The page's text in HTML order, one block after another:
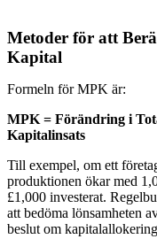
Metoder för att
Kapital
Formeln för MPK är:
MPK = Förändring i
Kapitalinsats
Till exempel, om ett
produktionen ökar med
£1,000 investerat.
att bedöma lönsamheten
beslut om